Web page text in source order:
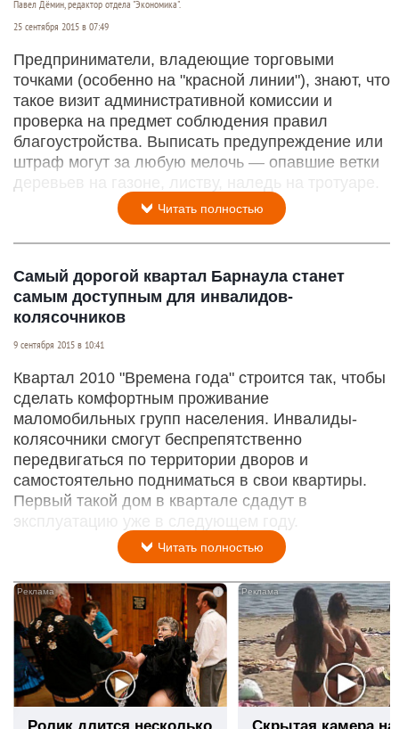
Павел Дёмин, редактор отдела "Экономика".
25 сентября 2015 в 07:49
Предприниматели, владеющие торговыми
точками (особенно на "красной линии"), знают, что
такое визит административной комиссии и
проверка на предмет соблюдения правил
благоустройства. Выписать предупреждение или
штраф могут за любую мелочь — опавшие ветки
деревьев на газоне, листву, наледь на тротуаре.
Читать полностью
Самый дорогой квартал Барнаула станет
самым доступным для инвалидов-
колясочников
9 сентября 2015 в 10:41
Квартал 2010 "Времена года" строится так, чтобы
сделать комфортным проживание
маломобильных групп населения. Инвалиды-
колясочники смогут беспрепятственно
передвигаться по территории дворов и
самостоятельно подниматься в свои квартиры.
Первый такой дом в квартале сдадут в
эксплуатацию уже в следующем году.
Читать полностью